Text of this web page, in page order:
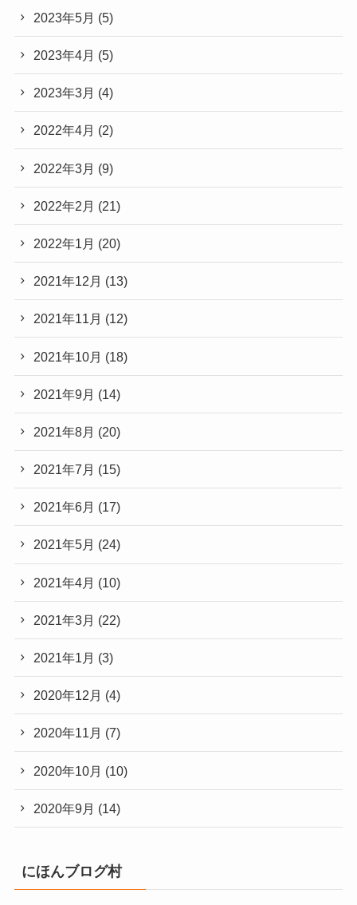
2023年5月 (5)
2023年4月 (5)
2023年3月 (4)
2022年4月 (2)
2022年3月 (9)
2022年2月 (21)
2022年1月 (20)
2021年12月 (13)
2021年11月 (12)
2021年10月 (18)
2021年9月 (14)
2021年8月 (20)
2021年7月 (15)
2021年6月 (17)
2021年5月 (24)
2021年4月 (10)
2021年3月 (22)
2021年1月 (3)
2020年12月 (4)
2020年11月 (7)
2020年10月 (10)
2020年9月 (14)
にほんブログ村